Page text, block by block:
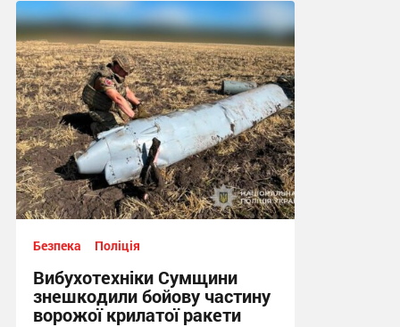
20:50, 3.08.2026
Безпека Поліція
Вибухотехніки Сумщини
знешкодили бойову частину
ворожої крилатої ракети